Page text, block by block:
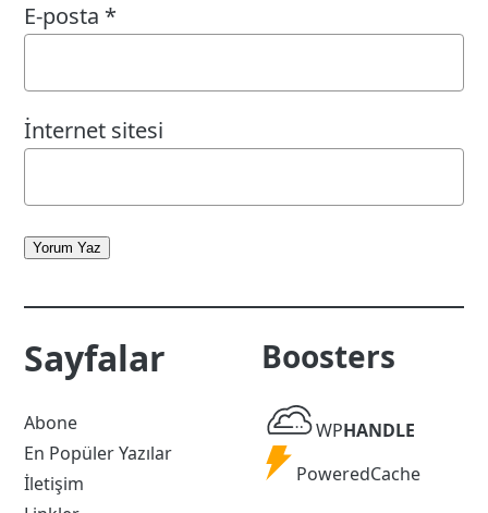
E-posta *
İnternet sitesi
Yorum Yaz
Sayfalar
Abone
En Popüler Yazılar
İletişim
Boosters
WP
Handle
WPHANDLE
Powered
PoweredCache